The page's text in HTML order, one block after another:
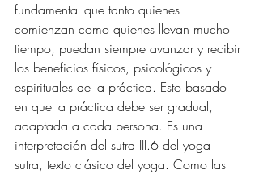
fundamental que tanto quienes
comienzan como quienes llevan mucho
tiempo, puedan siempre avanzar y recibir
los beneficios físicos, psicológicos y
espirituales de la práctica. Esto basado
en que la práctica debe ser gradual,
adaptada a cada persona. Es una
interpretación del sutra III.6 del yoga
sutra, texto clásico del yoga. Como las